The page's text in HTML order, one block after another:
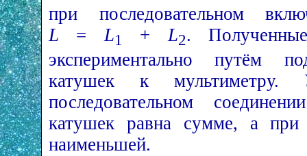
при последовательном
L = L1 + L2.
экспериментально путём
катушек к мультиметру.
последовательном
катушек равна сумме, а при
наименьшей.